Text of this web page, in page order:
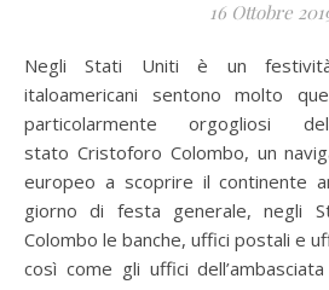
16 Ottobre
Negli Stati Uniti è un festività molto sentita, gli
italoamericani sentono molto
particolarmente
stato Cristoforo Colombo, un
europeo a scoprire il continente
giorno di festa generale, negli
Colombo le banche, uffici postali e
così come gli uffici